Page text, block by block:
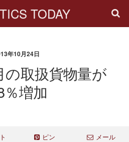
TODAY
年10月24日
の取扱貨物量が
％増加
ピン メール